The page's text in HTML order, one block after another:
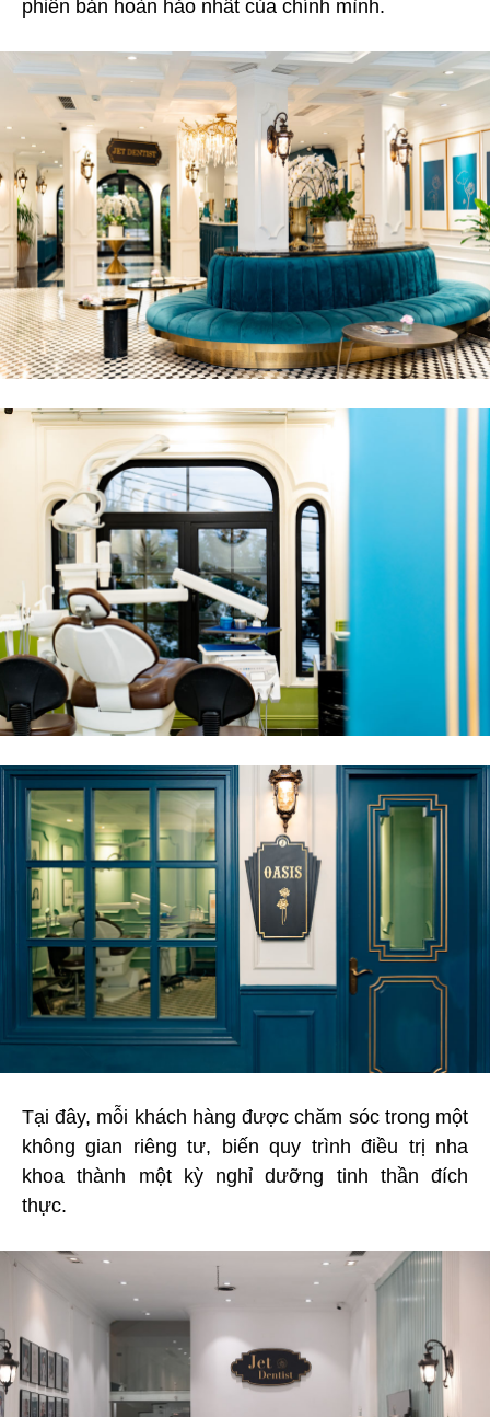
phiên bản hoàn hảo nhất của chính mình.
Tại đây, mỗi khách hàng được chăm sóc trong một
không gian riêng tư, biến quy trình điều trị nha
khoa thành một kỳ nghỉ dưỡng tinh thần đích
thực.